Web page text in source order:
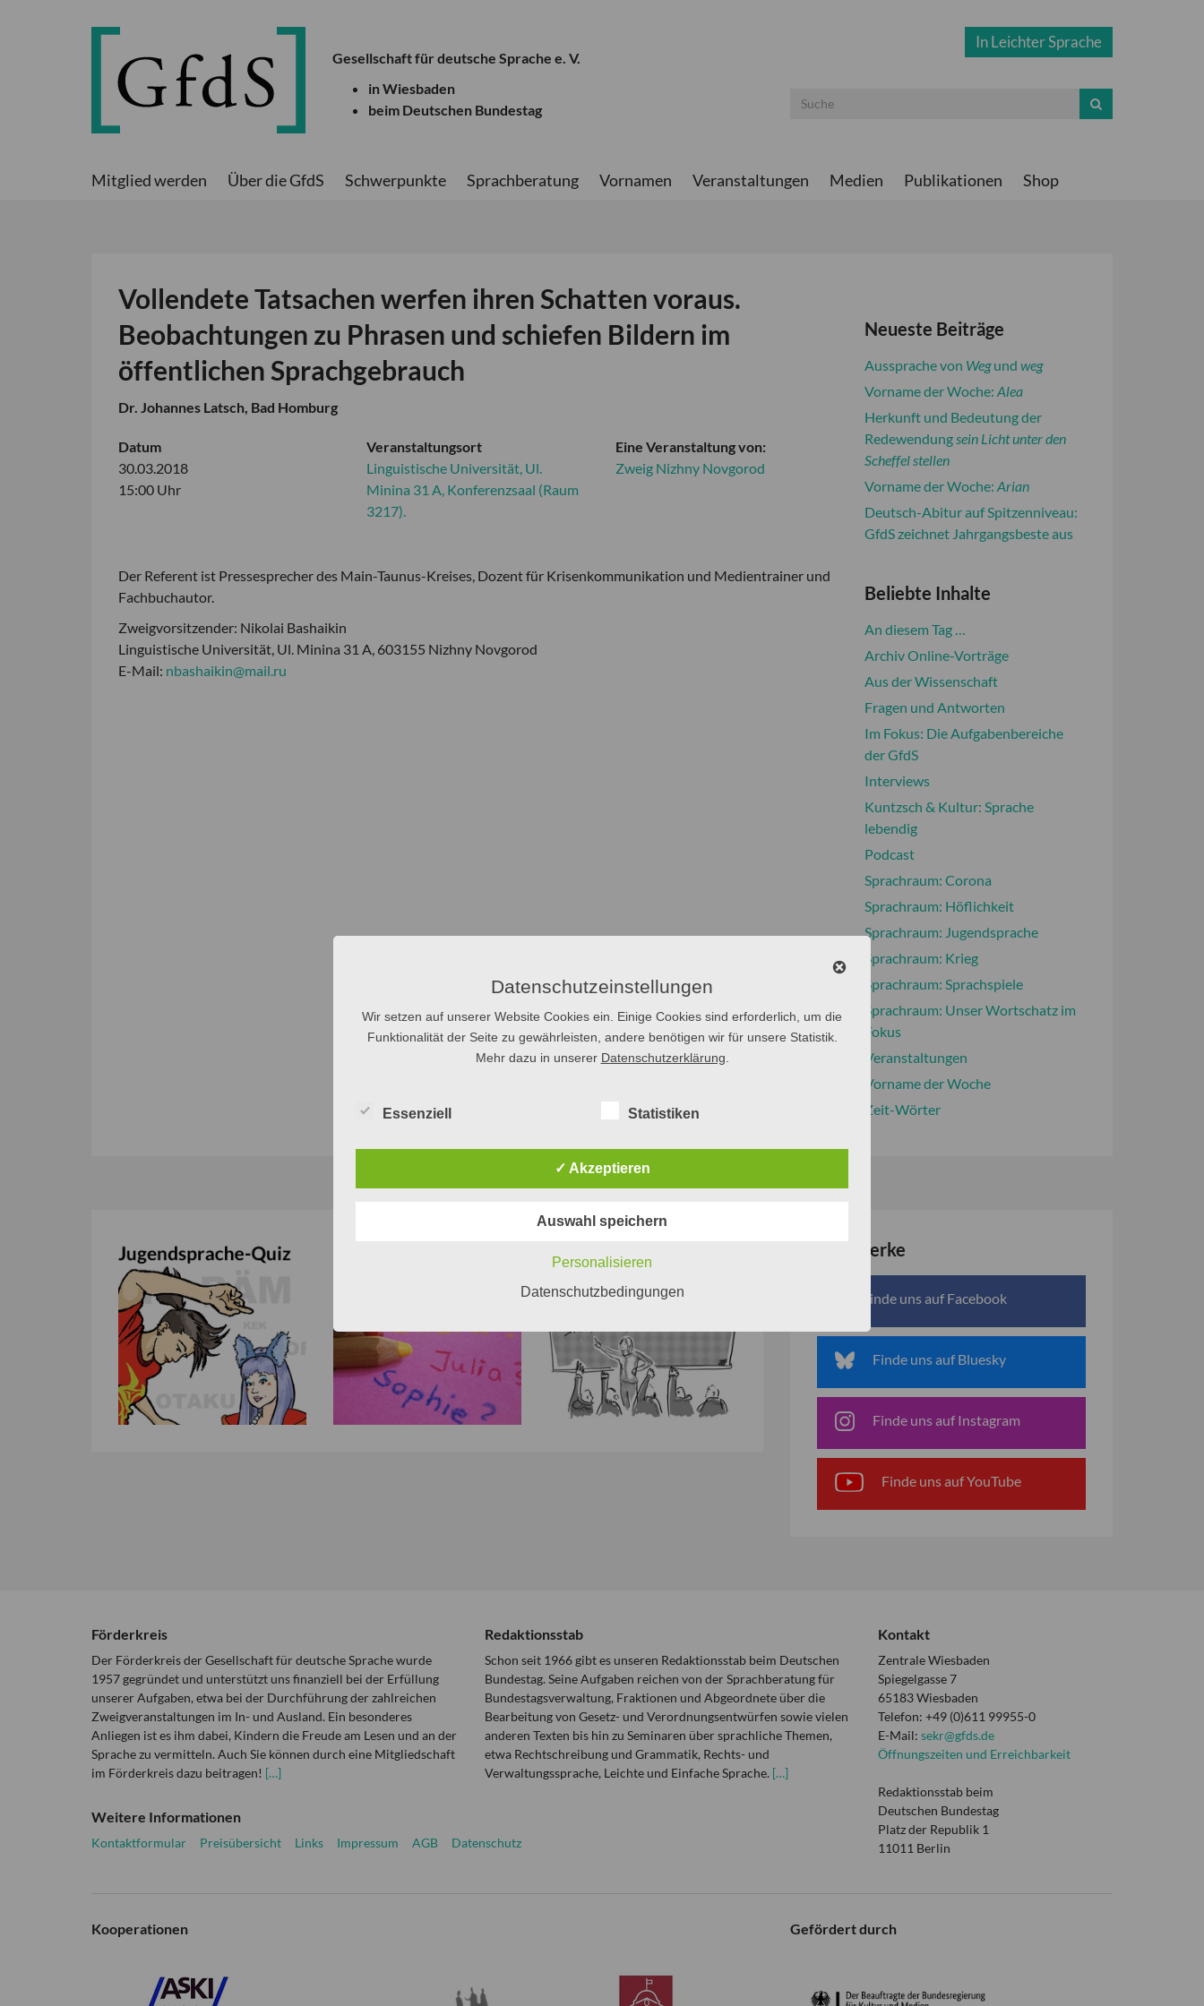
Gesellschaft für deutsche Sprache e. V.
in Wiesbaden
beim Deutschen Bundestag
In Leichter Sprache
Mitglied werden Über die GfdS Schwerpunkte Sprachberatung Vornamen Veranstaltungen Medien Publikationen Shop
Vollendete Tatsachen werfen ihren Schatten voraus.
Beobachtungen zu Phrasen und schiefen Bildern im
öffentlichen Sprachgebrauch
Dr. Johannes Latsch, Bad Homburg
Datum
30.03.2018
15:00 Uhr
Veranstaltungsort
Linguistische Universität, Ul.
Minina 31 A, Konferenzsaal (Raum
3217).
Eine Veranstaltung von:
Zweig Nizhny Novgorod
Der Referent ist Pressesprecher des Main-Taunus-Kreises, Dozent für Krisenkommunikation und Medientrainer und
Fachbuchautor.
Zweigvorsitzender: Nikolai Bashaikin
Linguistische Universität, Ul. Minina 31 A, 603155 Nizhny Novgorod
E-Mail: nbashaikin@mail.ru
Neueste Beiträge
Aussprache von Wegund weg
Vorname der Woche: Alea
Herkunft und Bedeutung der
Redewendungsein Licht unter den
Scheffel stellen
Vorname der Woche: Arian
Deutsch-Abitur auf Spitzenniveau:
GfdS zeichnet Jahrgangsbeste aus
Beliebte Inhalte
An diesem Tag …
Archiv Online-Vorträge
Aus der Wissenschaft
Fragen und Antworten
Im Fokus: Die Aufgabenbereiche
der GfdS
Interviews
Kuntzsch & Kultur: Sprache
lebendig
Podcast
Sprachraum: Corona
Sprachraum: Höflichkeit
Sprachraum: Jugendsprache
Sprachraum: Krieg
Sprachraum: Sprachspiele
Sprachraum: Unser Wortschatz im
Fokus
Veranstaltungen
Vorname der Woche
Zeit-Wörter
Netzwerke
Finde uns auf Facebook
Finde uns auf Bluesky
Finde uns auf Instagram
Finde uns auf YouTube
Förderkreis
Der Förderkreis der Gesellschaft für deutsche Sprache wurde
1957 gegründet und unterstützt uns finanziell bei der Erfüllung
unserer Aufgaben, etwa bei der Durchführung der zahlreichen
Zweigveranstaltungen im In- und Ausland. Ein besonderes
Anliegen ist es ihm dabei, Kindern die Freude am Lesen und an der
Sprache zu vermitteln. Auch Sie können durch eine Mitgliedschaft
im Förderkreis dazu beitragen! […]
Redaktionsstab
Schon seit 1966 gibt es unseren Redaktionsstab beim Deutschen
Bundestag. Seine Aufgaben reichen von der Sprachberatung für
Bundestagsverwaltung, Fraktionen und Abgeordnete über die
Bearbeitung von Gesetz- und Verordnungsentwürfen sowie vielen
anderen Texten bis hin zu Seminaren über sprachliche Themen,
etwa Rechtschreibung und Grammatik, Rechts- und
Verwaltungssprache, Leichte und Einfache Sprache. […]
Weitere Informationen
Kontaktformular Preisübersicht Links Impressum AGB Datenschutz
Kontakt
Zentrale Wiesbaden
Spiegelgasse 7
65183 Wiesbaden
Telefon: +49 (0)611 99955-0
E-Mail: sekr@gfds.de
Öffnungszeiten und Erreichbarkeit
Redaktionsstab beim
Deutschen Bundestag
Platz der Republik 1
11011 Berlin
Kooperationen Gefördert durch
Datenschutzeinstellungen
Wir setzen auf unserer Website Cookies ein. Einige Cookies sind erforderlich, um die
Funktionalität der Seite zu gewährleisten, andere benötigen wir für unsere Statistik.
Mehr dazu in unserer Datenschutzerklärung
Essenziell Statistiken
✓ Akzeptieren
Auswahl speichern
Personalisieren
Datenschutzbedingungen